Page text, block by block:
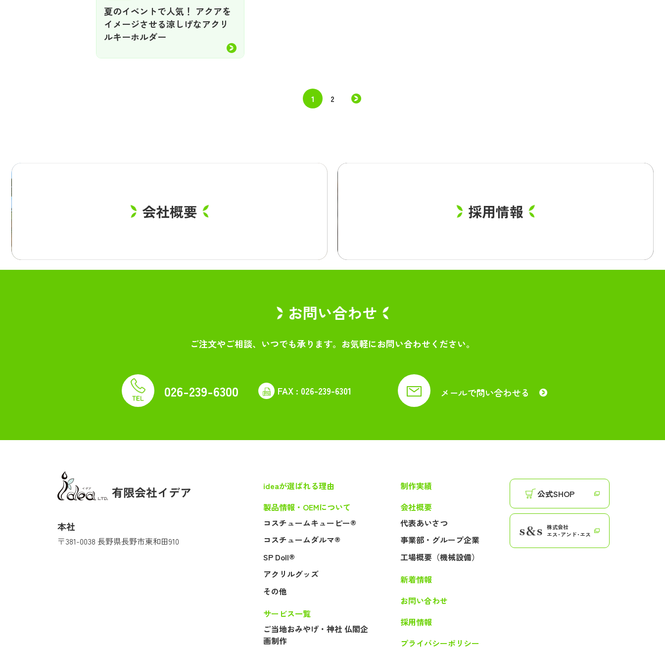
夏のイベントで人気！ アクアを
イメージさせる涼しげなアクリ
ルキーホルダー
1 2
会社概要 採用情報
お問い合わせ
ご注文やご相談、いつでも承ります。 お気軽にお問い合わせください。
026-239-6300 FAX : 026-239-6301 メールで問い合わせる
本社
〒381-0038 長野県長野市東和田910
ideaが選ばれる理由
製品情報・OEMについて
コスチュームキューピー®
コスチュームダルマ®
SP Doll®
アクリルグッズ
その他
サービス一覧
ご当地おみやげ・神社 仏閣企
画制作
制作実績
会社概要
代表あいさつ
事業部・グループ企業
工場概要（機械設備）
新着情報
お問い合わせ
採用情報
プライバシーポリシー
公式SHOP
株式会社
エス･アンド･エス